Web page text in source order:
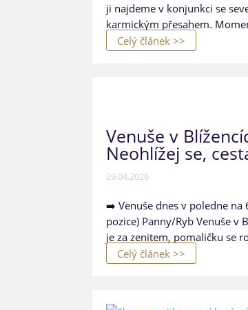
ji najdeme v konjunkci se
karmickým přesahem.
Celý článek >>
Venuše v
Neohlížej se,
29.04.2026
➡️ Venuše dnes v poledne na
pozice) Panny/Ryb Venuše v
je za zenitem, pomaličku se
Celý článek >>